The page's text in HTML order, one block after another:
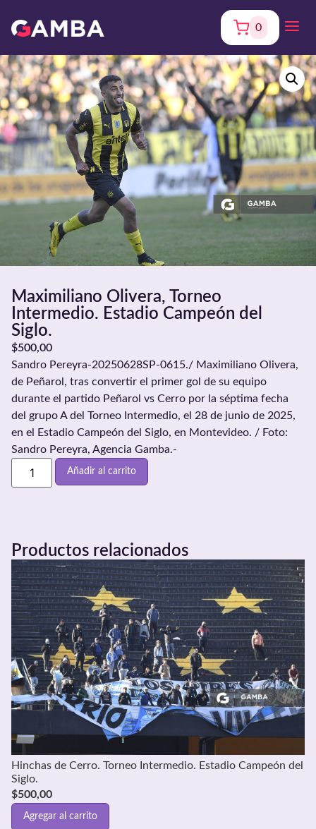
0
Maximiliano Olivera, Torneo
Intermedio. Estadio Campeón del
Siglo.
$500,00
Sandro Pereyra-20250628SP-0615./ Maximiliano Olivera,
de Peñarol, tras convertir el primer gol de su equipo
durante el partido Peñarol vs Cerro por la séptima fecha
del grupo A del Torneo Intermedio, el 28 de junio de 2025,
en el Estadio Campeón del Siglo, en Montevideo. / Foto:
Sandro Pereyra, Agencia Gamba.-
Añadir al carrito
Productos relacionados
Hinchas de Cerro. Torneo Intermedio. Estadio Campeón del
Siglo.
$500,00
Agregar al carrito